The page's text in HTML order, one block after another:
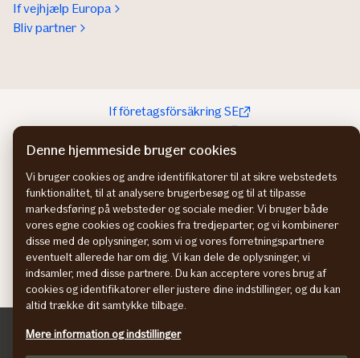
If vejhjælp Europa
Bliv partner
If företagsförsäkring SE
If yritysvakuutus FI
If bedriftsforsikring NO
Persondatapolitik
Cookies
Tilpas
In English
facebook
© If Skadeforsikring, filial af If Skadeförsäkring AB (publ),
Sverige, CVR-nr: 2420 3212
Denne hjemmeside bruger cookies
Vi bruger cookies og andre identifikatorer til at sikre webstedets
funktionalitet, til at analysere brugerbesøg og til at tilpasse
markedsføring på websteder og sociale medier. Vi bruger både
vores egne cookies og cookies fra tredjeparter, og vi kombinerer
disse med de oplysninger, som vi og vores forretningspartnere
eventuelt allerede har om dig. Vi kan dele de oplysninger, vi
indsamler, med disse partnere. Du kan acceptere vores brug af
cookies og identifikatorer eller justere dine indstillinger, og du kan
altid trække dit samtykke tilbage.
Mere information og indstillinger